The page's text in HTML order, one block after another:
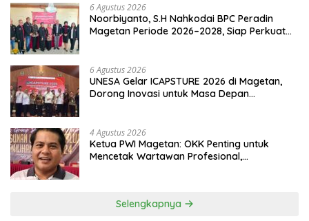
6 Agustus 2026
Noorbiyanto, S.H Nahkodai BPC Peradin
Magetan Periode 2026–2028, Siap Perkuat
6 Agustus 2026
UNESA Gelar ICAPSTURE 2026 di Magetan,
Dorong Inovasi untuk Masa Depan
4 Agustus 2026
Ketua PWI Magetan: OKK Penting untuk
Mencetak Wartawan Profesional,
Selengkapnya